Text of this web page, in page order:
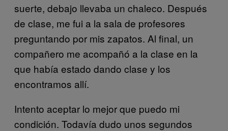
suerte, debajo llevaba un chaleco. Después
de clase, me fui a la sala de profesores
preguntando por mis zapatos. Al final, un
compañero me acompañó a la clase en la
que había estado dando clase y los
encontramos allí.
Intento aceptar lo mejor que puedo mi
condición. Todavía dudo unos segundos